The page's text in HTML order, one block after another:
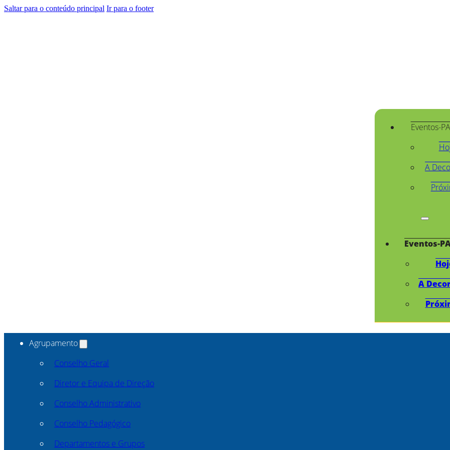
Saltar para o conteúdo principal Ir para o footer
Eventos-
A
Eventos-
A
Agrupamento
Conselho Geral
Diretor e Equipa de Direção
Conselho Administrativo
Conselho Pedagógico
Departamentos e Grupos